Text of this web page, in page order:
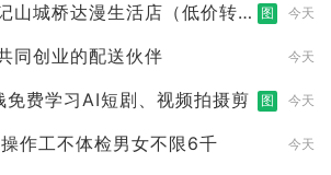
山城桥达漫生活店（低价转
图 今天
同创业的配送伙伴 今天
免费学习AI短剧、视频拍摄剪 图 今天
作工不体检男女不限6千 今天